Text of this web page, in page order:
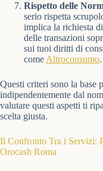
Rispetto delle
serio rispetta
implica la richiesta
delle transazioni
sui tuoi diritti di
come Altroconsumo.
Questi criteri sono la base
indipendentemente dal
valutare questi aspetti ti
scelta giusta.
Il Confronto Tra i Servizi:
Orocash Roma